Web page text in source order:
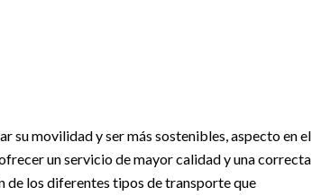
su movilidad y ser más sostenibles, aspecto en el
un servicio de mayor calidad y una correcta
de los diferentes tipos de transporte que